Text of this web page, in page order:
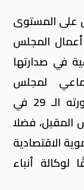
على المستوى
المجلس
في صدارتها
لمجلس
الجامعة على مستوى القمة في دورته الـ 29 في
المقبل، فضلا
الاقتصادية
لوكالة أنباء